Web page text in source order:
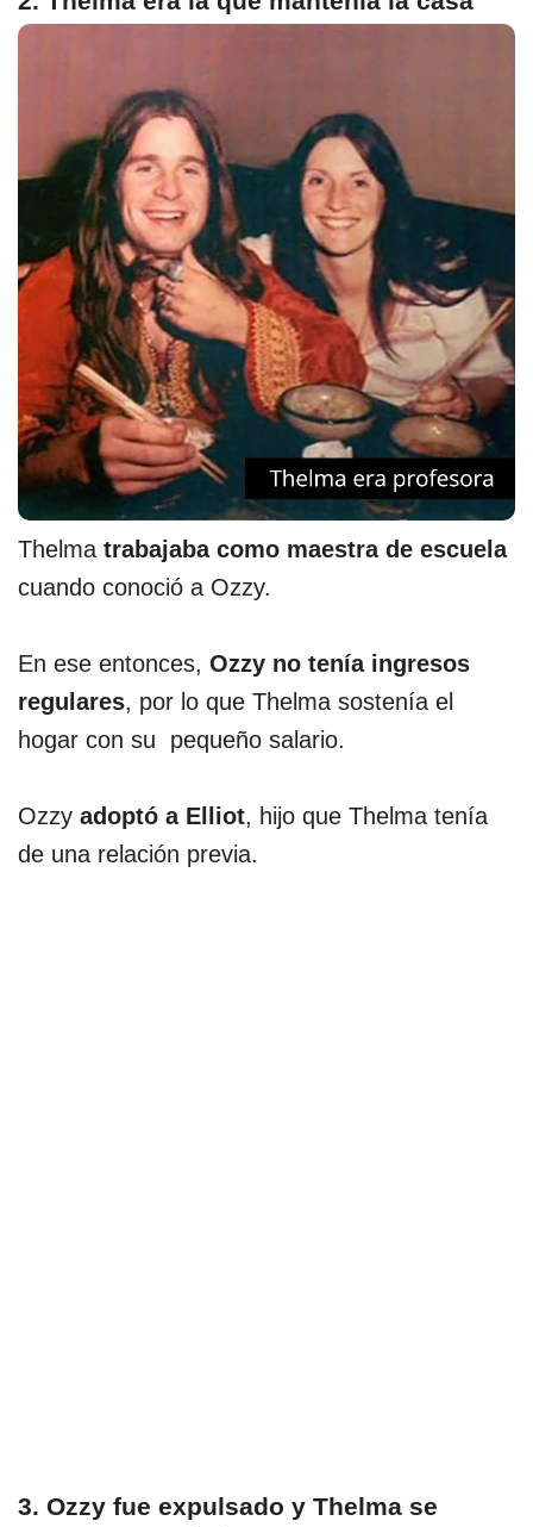
Thelma trabajaba como maestra de escuela
cuando conoció a Ozzy.
En ese entonces, Ozzy no tenía ingresos
regulares, por lo que Thelma sostenía el
hogar con su pequeño salario.
Ozzy adoptó a Elliot, hijo que Thelma tenía
de una relación previa.
3. Ozzy fue expulsado y Thelma se